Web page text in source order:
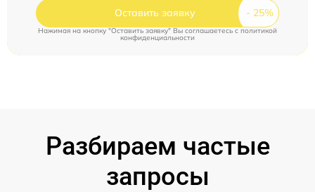
Оставить заявку
Нажимая на кнопку "Оставить заявку" Вы соглашаетесь cполитикой
конфиденциальности
Разбираем частые
запросы